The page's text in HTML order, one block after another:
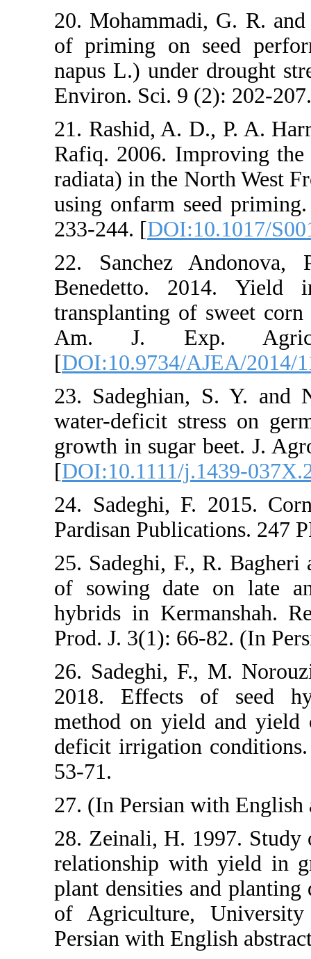
20.
of priming
napus L.)
Environ.
21. Rashid,
Rafiq. 2006.
radiata) in
using
233-244. [
22.
Benedetto.
Am. J.
[
23.
water-deficit
growth in
[
24.
Pardisan
25. Sadeghi,
of sowing
hybrids in
Prod. J.
26.
2018.
method on
deficit
27. (In
28. Zeinali,
relationship
plant
of
Persian with